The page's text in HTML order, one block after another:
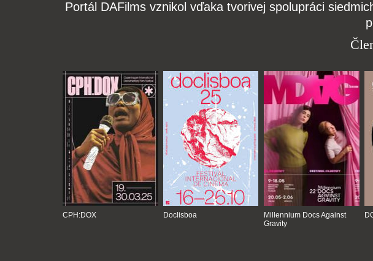
Portál DAFilms vznikol vďaka tvorivej spolupráci
CPH:DOX Doclisboa
Millennium Docs Against
Gravity